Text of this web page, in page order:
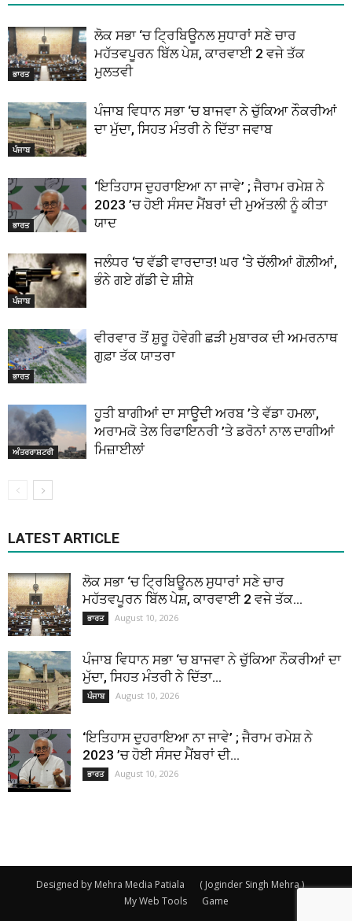
ਭਾਰਤ
ਲੋਕ ਸਭਾ ‘ਚ ਟ੍ਰਿਬਿਊਨਲ ਸੁਧਾਰਾਂ ਸਣੇ ਚਾਰ
ਮਹੱਤਵਪੂਰਨ ਬਿੱਲ ਪੇਸ਼, ਕਾਰਵਾਈ 2 ਵਜੇ ਤੱਕ
ਮੁਲਤਵੀ
ਪੰਜਾਬ
ਪੰਜਾਬ ਵਿਧਾਨ ਸਭਾ ‘ਚ ਬਾਜਵਾ ਨੇ ਚੁੱਕਿਆ ਨੌਕਰੀਆਂ
ਦਾ ਮੁੱਦਾ, ਸਿਹਤ ਮੰਤਰੀ ਨੇ ਦਿੱਤਾ ਜਵਾਬ
ਭਾਰਤ
‘ਇਤਿਹਾਸ ਦੁਹਰਾਇਆ ਨਾ ਜਾਵੇ’ ; ਜੈਰਾਮ ਰਮੇਸ਼ ਨੇ
2023 ’ਚ ਹੋਈ ਸੰਸਦ ਮੈਂਬਰਾਂ ਦੀ ਮੁਅੱਤਲੀ ਨੂੰ ਕੀਤਾ
ਯਾਦ
ਪੰਜਾਬ
ਜਲੰਧਰ ‘ਚ ਵੱਡੀ ਵਾਰਦਾਤ! ਘਰ ‘ਤੇ ਚੱਲੀਆਂ ਗੋਲ਼ੀਆਂ,
ਭੰਨੇ ਗਏ ਗੱਡੀ ਦੇ ਸ਼ੀਸ਼ੇ
ਭਾਰਤ
ਵੀਰਵਾਰ ਤੋਂ ਸ਼ੁਰੂ ਹੋਵੇਗੀ ਛੜੀ ਮੁਬਾਰਕ ਦੀ ਅਮਰਨਾਥ
ਗੁਫ਼ਾ ਤੱਕ ਯਾਤਰਾ
ਅੰਤਰਰਾਸ਼ਟਰੀ
ਹੂਤੀ ਬਾਗੀਆਂ ਦਾ ਸਾਊਦੀ ਅਰਬ ’ਤੇ ਵੱਡਾ ਹਮਲਾ,
ਅਰਾਮਕੋ ਤੇਲ ਰਿਫਾਇਨਰੀ ’ਤੇ ਡਰੋਨਾਂ ਨਾਲ ਦਾਗੀਆਂ
ਮਿਜ਼ਾਈਲਾਂ
LATEST ARTICLE
ਲੋਕ ਸਭਾ ‘ਚ ਟ੍ਰਿਬਿਊਨਲ ਸੁਧਾਰਾਂ ਸਣੇ ਚਾਰ
ਮਹੱਤਵਪੂਰਨ ਬਿੱਲ ਪੇਸ਼, ਕਾਰਵਾਈ 2 ਵਜੇ ਤੱਕ...
ਭਾਰਤ August 10, 2026
ਪੰਜਾਬ ਵਿਧਾਨ ਸਭਾ ‘ਚ ਬਾਜਵਾ ਨੇ ਚੁੱਕਿਆ ਨੌਕਰੀਆਂ ਦਾ
ਮੁੱਦਾ, ਸਿਹਤ ਮੰਤਰੀ ਨੇ ਦਿੱਤਾ...
ਪੰਜਾਬ August 10, 2026
‘ਇਤਿਹਾਸ ਦੁਹਰਾਇਆ ਨਾ ਜਾਵੇ’ ; ਜੈਰਾਮ ਰਮੇਸ਼ ਨੇ
2023 ’ਚ ਹੋਈ ਸੰਸਦ ਮੈਂਬਰਾਂ ਦੀ...
ਭਾਰਤ August 10, 2026
Designed by Mehra Media Patiala
( Joginder Singh Mehra )
My Web Tools
Game